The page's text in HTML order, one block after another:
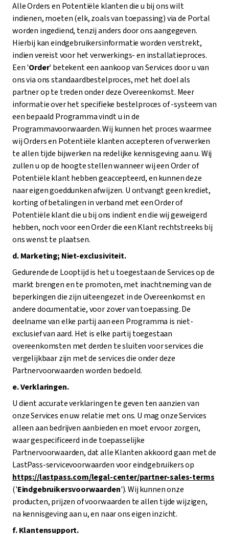
Alle Orders en Potentiële klanten die u bij ons wilt
indienen, moeten (elk, zoals van toepassing) via de Portal
worden ingediend, tenzij anders door ons aangegeven.
Hierbij kan eindgebruikersinformatie worden verstrekt,
indien vereist voor het verwerkings- en installatieproces.
Een 'Order' betekent een aankoop van Services door u van
ons via ons standaardbestelproces, met het doel als
partner op te treden onder deze Overeenkomst. Meer
informatie over het specifieke bestelproces of -systeem van
een bepaald Programma vindt u in de
Programmavoorwaarden. Wij kunnen het proces waarmee
wij Orders en Potentiële klanten accepteren of verwerken
te allen tijde bijwerken na redelijke kennisgeving aan u. Wij
zullen u op de hoogte stellen wanneer wij een Order of
Potentiële klant hebben geaccepteerd, en kunnen deze
naar eigen goeddunken afwijzen. U ontvangt geen krediet,
korting of betalingen in verband met een Order of
Potentiële klant die u bij ons indient en die wij geweigerd
hebben, noch voor een Order die een Klant rechtstreeks bij
ons wenst te plaatsen.
d. Marketing; Niet-exclusiviteit.
Gedurende de Looptijd is het u toegestaan de Services op de
markt brengen en te promoten, met inachtneming van de
beperkingen die zijn uiteengezet in de Overeenkomst en
andere documentatie, voor zover van toepassing. De
deelname van elke partij aan een Programma is niet-
exclusief van aard. Het is elke partij toegestaan
overeenkomsten met derden te sluiten voor services die
vergelijkbaar zijn met de services die onder deze
Partnervoorwaarden worden bedoeld.
e. Verklaringen.
U dient accurate verklaringen te geven ten aanzien van
onze Services en uw relatie met ons. U mag onze Services
alleen aan bedrijven aanbieden en moet ervoor zorgen,
waar gespecificeerd in de toepasselijke
Partnervoorwaarden, dat alle Klanten akkoord gaan met de
LastPass-servicevoorwaarden voor eindgebruikers op
https://lastpass.com/legal-center/partner-sales-terms
('Eindgebruikersvoorwaarden'). Wij kunnen onze
producten, prijzen of voorwaarden te allen tijde wijzigen,
na kennisgeving aan u, en naar ons eigen inzicht.
f. Klantensupport.